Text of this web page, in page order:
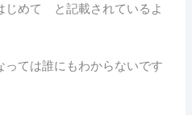
めて と記載されているよ
ては誰にもわからないです